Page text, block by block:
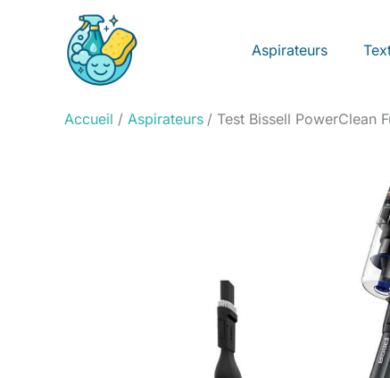
Aspirateurs
Accueil Aspirateurs Test Bissell PowerClean